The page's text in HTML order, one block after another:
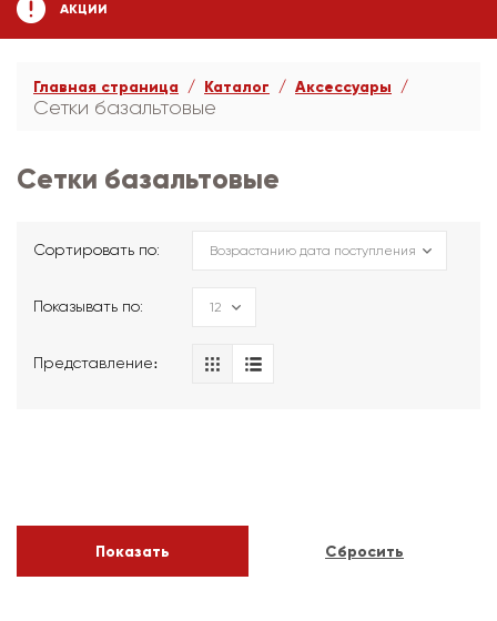
АКЦИИ
Главная страница Каталог Аксессуары
Сетки базальтовые
Сетки базальтовые
Сортировать по:
Показывать по:
Представление։